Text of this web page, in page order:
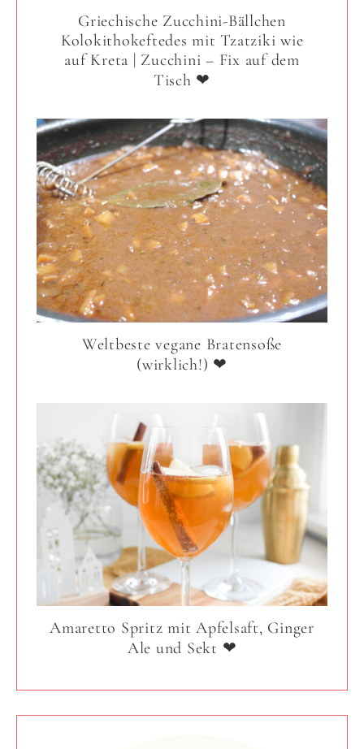
Griechische Zucchini-Bällchen
Kolokithokeftedes mit Tzatziki wie
auf Kreta | Zucchini – Fix auf dem
Tisch ❤
Weltbeste vegane Bratensoße
(wirklich!) ❤
Amaretto Spritz mit Apfelsaft, Ginger
Ale und Sekt ❤